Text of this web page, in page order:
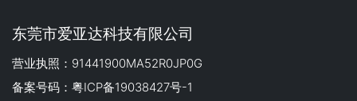
东莞市爱亚达科技有限公司
营业执照：91441900MA52R0JP0G
备案号码：粤ICP备19038427号-1